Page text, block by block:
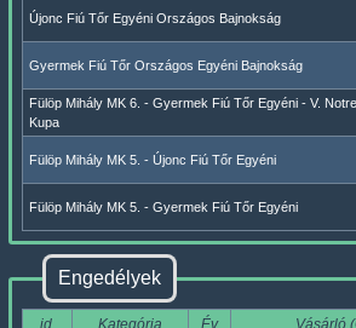
Újonc Fiú Tőr Egyéni Országos Bajnokság
Gyermek Fiú Tőr Országos Egyéni Bajnokság
Fülöp Mihály MK 6. - Gyermek Fiú Tőr Egyéni - V.
Kupa
Fülöp Mihály MK 5. - Újonc Fiú Tőr Egyéni
Fülöp Mihály MK 5. - Gyermek Fiú Tőr Egyéni
Engedélyek
id. Kategória Év Vásárló